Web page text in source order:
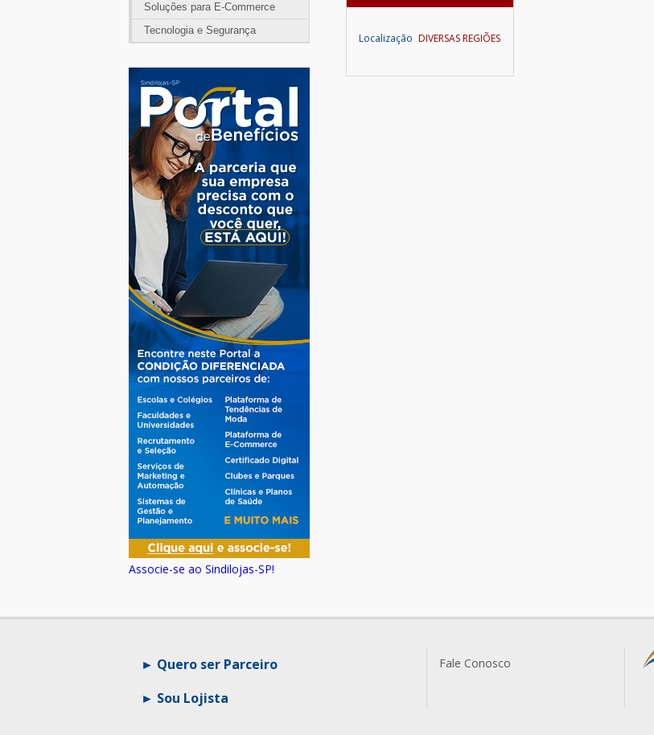
Soluções para E-Commerce
Tecnologia e Segurança
Associe-se ao Sindilojas-SP!
Localização DIVERSAS REGIÕES
Quero ser Parceiro
Sou Lojista
Fale Conosco